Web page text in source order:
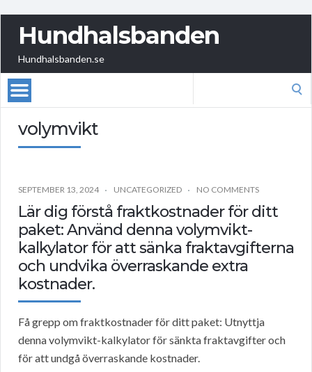
Hundhalsbanden
Hundhalsbanden.se
volymvikt
SEPTEMBER 13, 2024 UNCATEGORIZED NO COMMENTS
Lär dig förstå fraktkostnader för ditt
paket: Använd denna volymvikt-
kalkylator för att sänka fraktavgifterna
och undvika överraskande extra
kostnader.
Få grepp om fraktkostnader för ditt paket: Utnyttja
denna volymvikt-kalkylator för sänkta fraktavgifter och
för att undgå överraskande kostnader.